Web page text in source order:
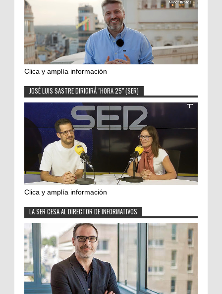
Clica y amplía información
JOSÉ LUIS SASTRE DIRIGIRÁ "HORA 25" (SER)
Clica y amplía información
LA SER CESA AL DIRECTOR DE INFORMATIVOS